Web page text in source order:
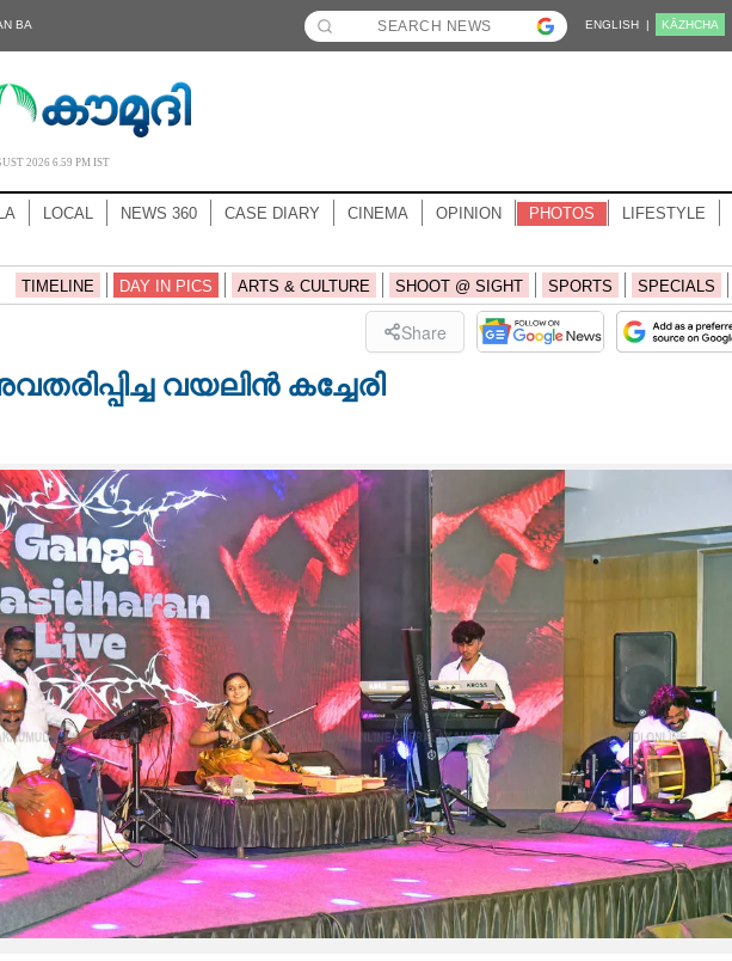
BA ENGLISH | KĀZHCHA
2026 6.59 PM IST
LOCAL NEWS 360 CASE DIARY CINEMA OPINION PHOTOS LIFESTYLE
TIMELINE DAY IN PICS ARTS & CULTURE SHOOT @ SIGHT SPORTS SPECIALS
Share
വയലിൻ കച്ചേരി